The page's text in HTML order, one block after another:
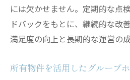
には欠かせません。定期的な点
ドバックをもとに、継続的な改
満足度の向上と長期的な運営の
所有物件を活用したグループ